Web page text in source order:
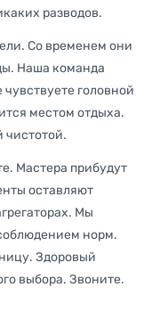
разводов.
Со временем они
Наша команда
головной
местом отдыха.
чистотой.
Мастера прибудут
оставляют
Мы
норм.
Здоровый
выбора. Звоните.